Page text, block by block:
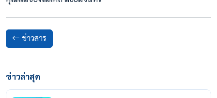
ข่าวสาร
ข่าวล่าสุด